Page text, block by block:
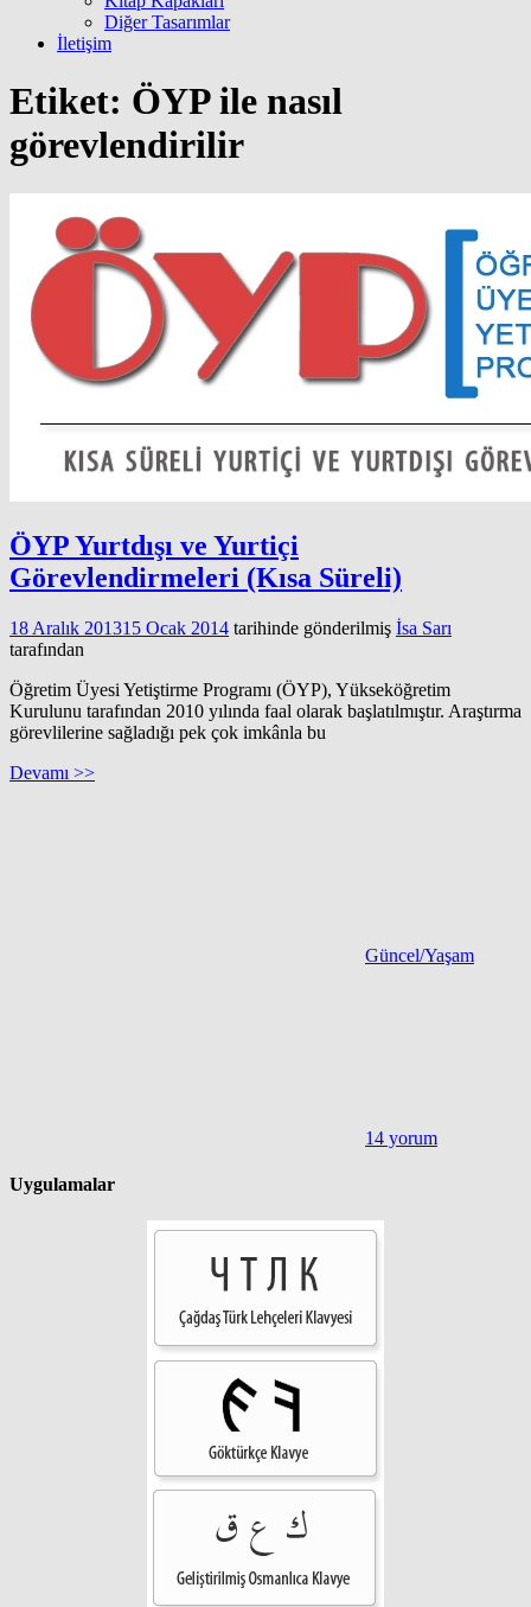
Diğer Tasarımlar
İletişim
Etiket: ÖYP ile nasıl
görevlendirilir
ÖYP Yurtdışı ve Yurtiçi
Görevlendirmeleri (Kısa Süreli)
18 Aralık 201315 Ocak 2014 tarihinde gönderilmiş İsa Sarı
tarafından
Öğretim Üyesi Yetiştirme Programı (ÖYP), Yükseköğretim
Kurulunu tarafından 2010 yılında faal olarak başlatılmıştır. Araştırma
görevlilerine sağladığı pek çok imkânla bu
Devamı >>
Güncel/Yaşam
14 yorum
Uygulamalar